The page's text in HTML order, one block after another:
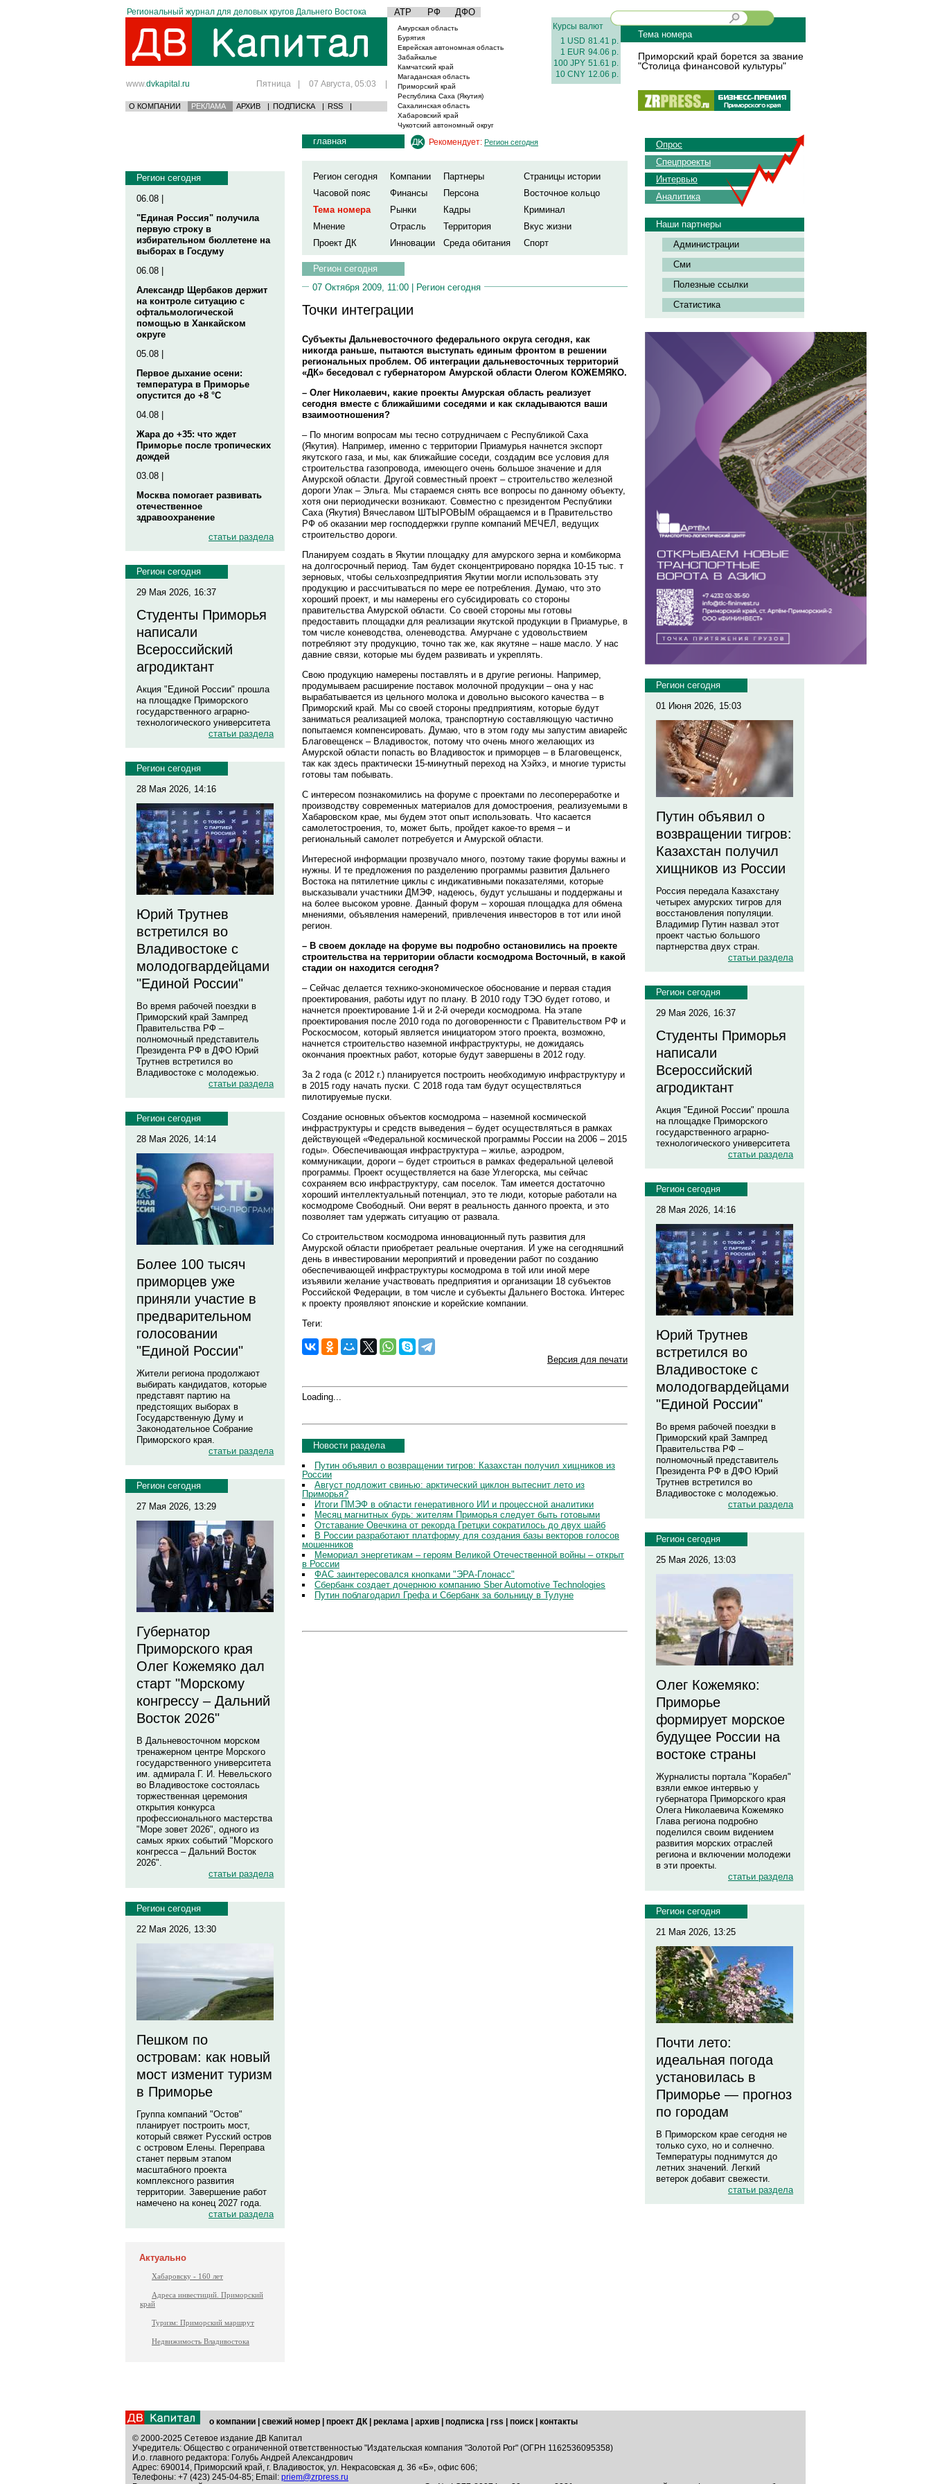
Региональный журнал для деловых кругов Дальнего Востока АТР РФ ДФО
www.dvkapital.ru Пятница | 07 Августа, 05:03 |
О КОМПАНИИ РЕКЛАМА АРХИВ | ПОДПИСКА | RSS |
Амурская область
Бурятия
Еврейская автономная область
Забайкалье
Камчатский край
Магаданская область
Приморский край
Республика Саха (Якутия)
Сахалинская область
Хабаровский край
Чукотский автономный округ
Курсы валют
1 USD 81.41 р.
1 EUR 94.06 р.
100 JPY 51.61 р.
10 CNY 12.06 р.
Тема номера
Приморский край борется за звание
"Столица финансовой культуры"
Регион сегодня
06.08 |
"Единая Россия" получила
первую строку в
избирательном бюллетене на
выборах в Госдуму
06.08 |
Александр Щербаков держит
на контроле ситуацию с
офтальмологической
помощью в Ханкайском
округе
05.08 |
Первое дыхание осени:
температура в Приморье
опустится до +8 °C
04.08 |
Жара до +35: что ждет
Приморье после тропических
дождей
03.08 |
Москва помогает развивать
отечественное
здравоохранение
статьи раздела
Регион сегодня
29 Мая 2026, 16:37
Студенты Приморья
написали
Всероссийский
агродиктант
Акция "Единой России" прошла
на площадке Приморского
государственного аграрно-
технологического университета
статьи раздела
Регион сегодня
28 Мая 2026, 14:16
Юрий Трутнев
встретился во
Владивостоке с
молодогвардейцами
"Единой России"
Во время рабочей поездки в
Приморский край Зампред
Правительства РФ –
полномочный представитель
Президента РФ в ДФО Юрий
Трутнев встретился во
Владивостоке с молодежью.
статьи раздела
Регион сегодня
28 Мая 2026, 14:14
Более 100 тысяч
приморцев уже
приняли участие в
предварительном
голосовании
"Единой России"
Жители региона продолжают
выбирать кандидатов, которые
представят партию на
предстоящих выборах в
Государственную Думу и
Законодательное Собрание
Приморского края.
статьи раздела
Регион сегодня
27 Мая 2026, 13:29
Губернатор
Приморского края
Олег Кожемяко дал
старт "Морскому
конгрессу – Дальний
Восток 2026"
В Дальневосточном морском
тренажерном центре Морского
государственного университета
им. адмирала Г. И. Невельского
во Владивостоке состоялась
торжественная церемония
открытия конкурса
профессионального мастерства
"Море зовет 2026", одного из
самых ярких событий "Морского
конгресса – Дальний Восток
2026".
статьи раздела
Регион сегодня
22 Мая 2026, 13:30
Пешком по
островам: как новый
мост изменит туризм
в Приморье
Группа компаний "Остов"
планирует построить мост,
который свяжет Русский остров
с островом Елены. Переправа
станет первым этапом
масштабного проекта
комплексного развития
территории. Завершение работ
намечено на конец 2027 года.
статьи раздела
Актуально
Хабаровску - 160 лет
Адреса инвестиций. Приморский
край
Туризм: Приморский маршрут
Недвижимость Владивостока
главная Рекомендует: Регион сегодня
Регион сегодня Компании Партнеры
Страницы истории
Часовой пояс
Финансы Персона
Восточное кольцо
Тема номера
Рынки Кадры
Криминал
Мнение
Отрасль Территория
Вкус жизни
Проект ДК
Инновации Среда обитания Спорт
Регион сегодня
07 Октября 2009, 11:00 | Регион сегодня
Точки интеграции
Субъекты Дальневосточного федерального округа сегодня, как
никогда раньше, пытаются выступать единым фронтом в решении
региональных проблем. Об интеграции дальневосточных территорий
«ДК» беседовал с губернатором Амурской области Олегом КОЖЕМЯКО.
– Олег Николаевич, какие проекты Амурская область реализует
сегодня вместе с ближайшими соседями и как складываются ваши
взаимоотношения?
– По многим вопросам мы тесно сотрудничаем с Республикой Саха
(Якутия). Например, именно с территории Приамурья начнется экспорт
якутского газа, и мы, как ближайшие соседи, создадим все условия для
строительства газопровода, имеющего очень большое значение и для
Амурской области. Другой совместный проект – строительство железной
дороги Улак – Эльга. Мы стараемся снять все вопросы по данному объекту,
хотя они периодически возникают. Совместно с президентом Республики
Саха (Якутия) Вячеславом ШТЫРОВЫМ обращаемся и в Правительство
РФ об оказании мер господдержки группе компаний МЕЧЕЛ, ведущих
строительство дороги.
Планируем создать в Якутии площадку для амурского зерна и комбикорма
на долгосрочный период. Там будет сконцентрировано порядка 10-15 тыс. т
зерновых, чтобы сельхозпредприятия Якутии могли использовать эту
продукцию и рассчитываться по мере ее потребления. Думаю, что это
хороший проект, и мы намерены его субсидировать со стороны
правительства Амурской области. Со своей стороны мы готовы
предоставить площадки для реализации якутской продукции в Приамурье, в
том числе коневодства, оленеводства. Амурчане с удовольствием
потребляют эту продукцию, точно так же, как якутяне – наше масло. У нас
давние связи, которые мы будем развивать и укреплять.
Свою продукцию намерены поставлять и в другие регионы. Например,
продумываем расширение поставок молочной продукции – она у нас
вырабатывается из цельного молока и довольно высокого качества – в
Приморский край. Мы со своей стороны предприятиям, которые будут
заниматься реализацией молока, транспортную составляющую частично
попытаемся компенсировать. Думаю, что в этом году мы запустим авиарейс
Благовещенск – Владивосток, потому что очень много желающих из
Амурской области попасть во Владивосток и приморцев – в Благовещенск,
так как здесь практически 15-минутный переход на Хэйхэ, и многие туристы
готовы там побывать.
С интересом познакомились на форуме с проектами по лесопереработке и
производству современных материалов для домостроения, реализуемыми в
Хабаровском крае, мы будем этот опыт использовать. Что касается
самолетостроения, то, может быть, пройдет какое-то время – и
региональный самолет потребуется и Амурской области.
Интересной информации прозвучало много, поэтому такие форумы важны и
нужны. И те предложения по разделению программы развития Дальнего
Востока на пятилетние циклы с индикативными показателями, которые
высказывали участники ДМЭФ, надеюсь, будут услышаны и поддержаны и
на более высоком уровне. Данный форум – хорошая площадка для обмена
мнениями, объявления намерений, привлечения инвесторов в тот или иной
регион.
– В своем докладе на форуме вы подробно остановились на проекте
строительства на территории области космодрома Восточный, в какой
стадии он находится сегодня?
– Сейчас делается технико-экономическое обоснование и первая стадия
проектирования, работы идут по плану. В 2010 году ТЭО будет готово, и
начнется проектирование 1-й и 2-й очереди космодрома. На этапе
проектирования после 2010 года по договоренности с Правительством РФ и
Роскосмосом, который является инициатором этого проекта, возможно,
начнется строительство наземной инфраструктуры, не дожидаясь
окончания проектных работ, которые будут завершены в 2012 году.
За 2 года (с 2012 г.) планируется построить необходимую инфраструктуру и
в 2015 году начать пуски. С 2018 года там будут осуществляться
пилотируемые пуски.
Создание основных объектов космодрома – наземной космической
инфраструктуры и средств выведения – будет осуществляться в рамках
действующей «Федеральной космической программы России на 2006 – 2015
годы». Обеспечивающая инфраструктура – жилье, аэродром,
коммуникации, дороги – будет строиться в рамках федеральной целевой
программы. Проект осуществляется на базе Углегорска, мы сейчас
сохраняем всю инфраструктуру, сам поселок. Там имеется достаточно
хороший интеллектуальный потенциал, это те люди, которые работали на
космодроме Свободный. Они верят в реальность данного проекта, и это
позволяет там удержать ситуацию от развала.
Со строительством космодрома инновационный путь развития для
Амурской области приобретает реальные очертания. И уже на сегодняшний
день в инвестировании мероприятий и проведении работ по созданию
обеспечивающей инфраструктуры космодрома в той или иной мере
изъявили желание участвовать предприятия и организации 18 субъектов
Российской Федерации, в том числе и субъекты Дальнего Востока. Интерес
к проекту проявляют японские и корейские компании.
Теги:
Версия для печати
Loading...
Новости раздела
Путин объявил о возвращении тигров: Казахстан получил хищников из
России
Август подложит свинью: арктический циклон вытеснит лето из
Приморья?
Итоги ПМЭФ в области генеративного ИИ и процессной аналитики
Месяц магнитных бурь: жителям Приморья следует быть готовыми
Отставание Овечкина от рекорда Гретцки сократилось до двух шайб
В России разработают платформу для создания базы векторов голосов
мошенников
Мемориал энергетикам – героям Великой Отечественной войны – открыт
в России
ФАС заинтересовался кнопками "ЭРА-Глонасс"
Сбербанк создает дочернюю компанию Sber Automotive Technologies
Путин поблагодарил Грефа и Сбербанк за больницу в Тулуне
Опрос
Спецпроекты
Интервью
Аналитика
Наши партнеры
Администрации
Сми
Полезные ссылки
Статистика
Регион сегодня
01 Июня 2026, 15:03
Путин объявил о
возвращении тигров:
Казахстан получил
хищников из России
Россия передала Казахстану
четырех амурских тигров для
восстановления популяции.
Владимир Путин назвал этот
проект частью большого
партнерства двух стран.
статьи раздела
Регион сегодня
29 Мая 2026, 16:37
Студенты Приморья
написали
Всероссийский
агродиктант
Акция "Единой России" прошла
на площадке Приморского
государственного аграрно-
технологического университета
статьи раздела
Регион сегодня
28 Мая 2026, 14:16
Юрий Трутнев
встретился во
Владивостоке с
молодогвардейцами
"Единой России"
Во время рабочей поездки в
Приморский край Зампред
Правительства РФ –
полномочный представитель
Президента РФ в ДФО Юрий
Трутнев встретился во
Владивостоке с молодежью.
статьи раздела
Регион сегодня
25 Мая 2026, 13:03
Олег Кожемяко:
Приморье
формирует морское
будущее России на
востоке страны
Журналисты портала "Корабел"
взяли емкое интервью у
губернатора Приморского края
Олега Николаевича Кожемяко
Глава региона подробно
поделился своим видением
развития морских отраслей
региона и включении молодежи
в эти проекты.
статьи раздела
Регион сегодня
21 Мая 2026, 13:25
Почти лето:
идеальная погода
установилась в
Приморье — прогноз
по городам
В Приморском крае сегодня не
только сухо, но и солнечно.
Температуры поднимутся до
летних значений. Легкий
ветерок добавит свежести.
статьи раздела
о компании свежий номер проект ДК реклама архив подписка rss поиск
контакты
© 2000-2025 Сетевое издание ДВ Капитал
Учредитель: Общество с ограниченной ответственностью "Издательская компания "Золотой Рог" (ОГРН 1162536095358)
И.о. главного редактора: Голубь Андрей Александрович
Адрес: 690014, Приморский край, г. Владивосток, ул. Некрасовская д. 36 «Б», офис 606;
Телефоны: +7 (423) 245-04-85; Email: priem@zrpress.ru